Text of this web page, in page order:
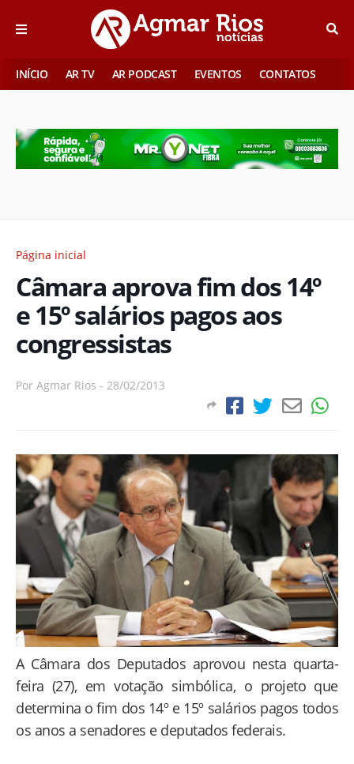
INÍCIO AR TV AR PODCAST EVENTOS CONTATOS
Página inicial
Câmara aprova fim dos 14º
e 15º salários pagos aos
congressistas
Por Agmar Rios - 28/02/2013
A Câmara dos Deputados aprovou nesta quarta-
feira (27), em votação simbólica, o projeto que
determina o fim dos 14º e 15º salários pagos todos
os anos a senadores e deputados federais.